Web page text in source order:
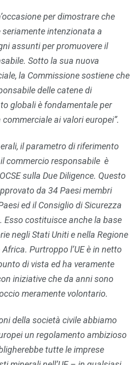
per dimostrare che
seriamente intenzionata a
assunti per promuovere il
Sotto la sua nuova
la Commissione sostiene che
delle catene di
globali è fondamentale per
ai valori europei”.
il parametro di riferimento
commercio responsabile è
sulla Due Diligence. Questo
da 34 Paesi membri
ed il Consiglio di Sicurezza
Esso costituisce anche la base
negli Stati Uniti e nella Regione
Purtroppo l’UE è in netto
di vista ed ha veramente
iniziative che da anni sono
meramente volontario.
della società civile abbiamo
un regolamento ambizioso
tutte le imprese